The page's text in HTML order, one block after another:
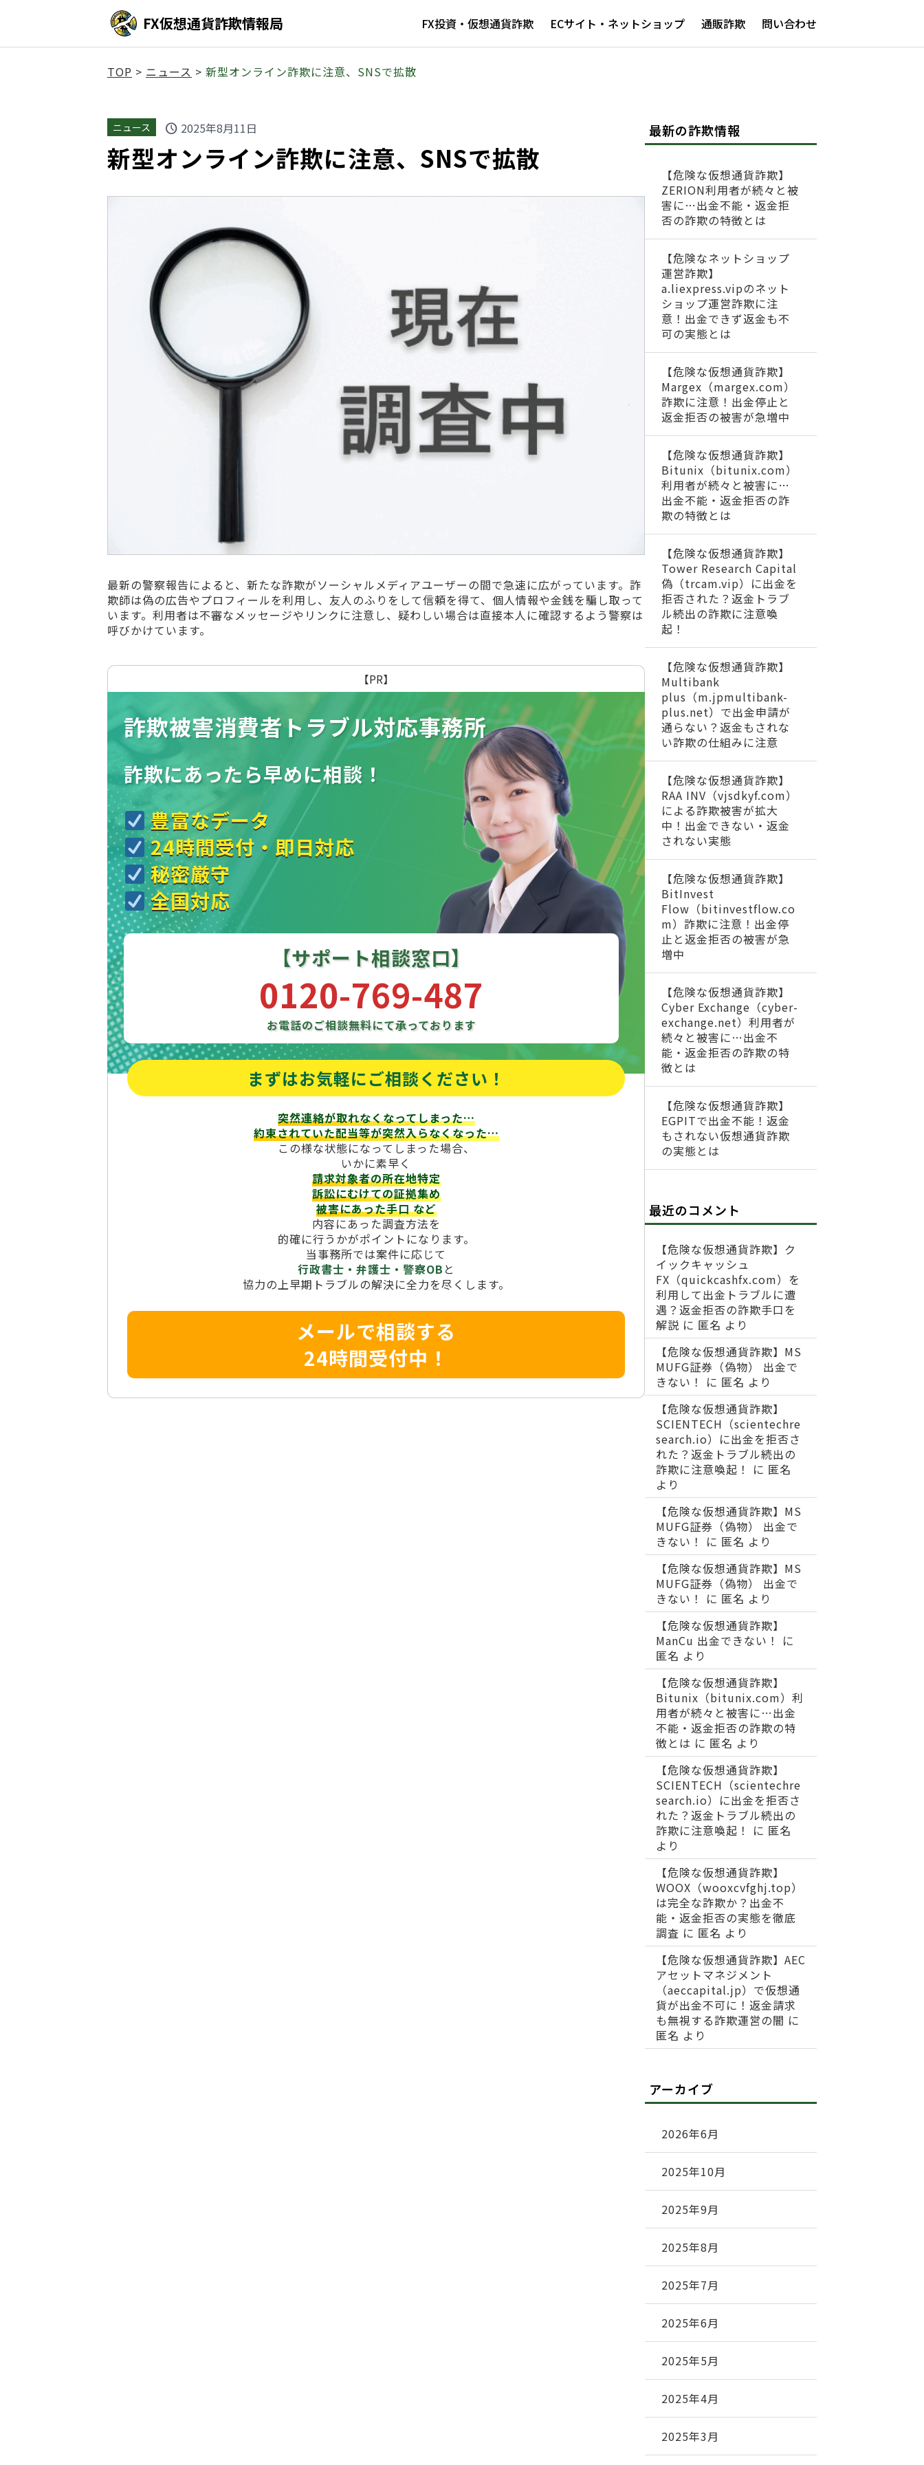
FX仮想通貨詐欺情報局 FX投資・仮想通貨詐欺 ECサイト・ネットショップ 通販詐欺 問い合わせ
TOP > ニュース > 新型オンライン詐欺に注意、SNSで拡散
ニュース schedule 2025年8月11日
新型オンライン詐欺に注意、SNSで拡散
最新の警察報告によると、新たな詐欺がソーシャルメディアユーザーの間で急速に広がっています。詐
欺師は偽の広告やプロフィールを利用し、友人のふりをして信頼を得て、個人情報や金銭を騙し取って
います。利用者は不審なメッセージやリンクに注意し、疑わしい場合は直接本人に確認するよう警察は
呼びかけています。
【PR】
詐欺被害消費者トラブル対応事務所
詐欺にあったら早めに相談！
豊富なデータ
24時間受付・即日対応
秘密厳守
全国対応
【サポート相談窓口】
0120-769-487
お電話のご相談無料にて承っております
まずはお気軽にご相談ください！
突然連絡が取れなくなってしまった…
約束されていた配当等が突然入らなくなった…
この様な状態になってしまった場合、
いかに素早く
請求対象者の所在地特定
訴訟にむけての証拠集め
被害にあった手口など
内容にあった調査方法を
的確に行うかがポイントになります。
当事務所では案件に応じて
行政書士・弁護士・警察OB と
協力の上早期トラブルの解決に全力を尽くします。
メールで相談する
24時間受付中！
最新の詐欺情報
【危険な仮想通貨詐欺】
ZERION利用者が続々と被
害に…出金不能・返金拒
否の詐欺の特徴とは
【危険なネットショップ
運営詐欺】
a.liexpress.vipのネット
ショップ運営詐欺に注
意！出金できず返金も不
可の実態とは
【危険な仮想通貨詐欺】
Margex（margex.com）
詐欺に注意！出金停止と
返金拒否の被害が急増中
【危険な仮想通貨詐欺】
Bitunix（bitunix.com）
利用者が続々と被害に…
出金不能・返金拒否の詐
欺の特徴とは
【危険な仮想通貨詐欺】
Tower Research Capital
偽（trcam.vip）に出金を
拒否された？返金トラブ
ル続出の詐欺に注意喚
起！
【危険な仮想通貨詐欺】
Multibank
plus（m.jpmultibank-
plus.net）で出金申請が
通らない？返金もされな
い詐欺の仕組みに注意
【危険な仮想通貨詐欺】
RAA INV（vjsdkyf.com）
による詐欺被害が拡大
中！出金できない・返金
されない実態
【危険な仮想通貨詐欺】
BitInvest
Flow（bitinvestflow.co
m）詐欺に注意！出金停
止と返金拒否の被害が急
増中
【危険な仮想通貨詐欺】
Cyber Exchange（cyber-
exchange.net）利用者が
続々と被害に…出金不
能・返金拒否の詐欺の特
徴とは
【危険な仮想通貨詐欺】
EGPITで出金不能！返金
もされない仮想通貨詐欺
の実態とは
最近のコメント
【危険な仮想通貨詐欺】ク
イックキャッシュ
FX（quickcashfx.com）を
利用して出金トラブルに遭
遇？返金拒否の詐欺手口を
解説 に 匿名 より
【危険な仮想通貨詐欺】MS
MUFG証券（偽物） 出金で
きない！
に 匿名 より
【危険な仮想通貨詐欺】
SCIENTECH（scientechre
search.io）に出金を拒否さ
れた？返金トラブル続出の
詐欺に注意喚起！
に 匿名
より
【危険な仮想通貨詐欺】MS
MUFG証券（偽物） 出金で
きない！
に 匿名 より
【危険な仮想通貨詐欺】MS
MUFG証券（偽物） 出金で
きない！
に 匿名 より
【危険な仮想通貨詐欺】
ManCu 出金できない！
に
匿名 より
【危険な仮想通貨詐欺】
Bitunix（bitunix.com）利
用者が続々と被害に…出金
不能・返金拒否の詐欺の特
徴とは に 匿名 より
【危険な仮想通貨詐欺】
SCIENTECH（scientechre
search.io）に出金を拒否さ
れた？返金トラブル続出の
詐欺に注意喚起！
に 匿名
より
【危険な仮想通貨詐欺】
WOOX（wooxcvfghj.top）
は完全な詐欺か？出金不
能・返金拒否の実態を徹底
調査 に 匿名 より
【危険な仮想通貨詐欺】AEC
アセットマネジメント
（aeccapital.jp）で仮想通
貨が出金不可に！返金請求
も無視する詐欺運営の闇 に
匿名 より
アーカイブ
2026年6月
2025年10月
2025年9月
2025年8月
2025年7月
2025年6月
2025年5月
2025年4月
2025年3月